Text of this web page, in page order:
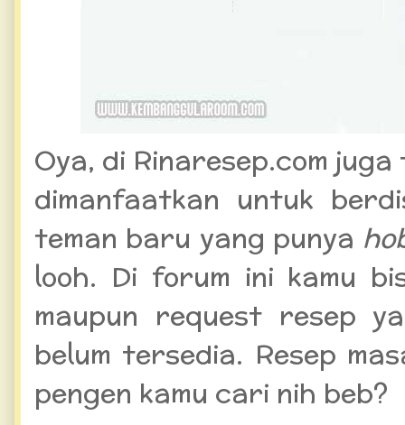
Oya, di Rinaresep.com
dimanfaatkan untuk
teman baru yang punya
looh. Di forum ini kamu
maupun request resep
belum tersedia. Resep
pengen kamu cari nih beb?